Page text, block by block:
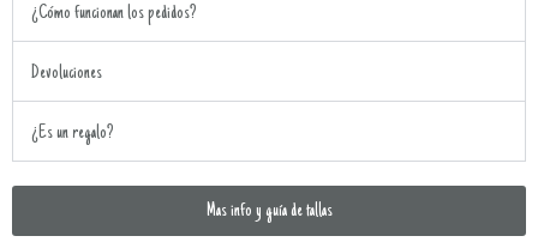
¿Cómo funcionan los pedidos?
Devoluciones
¿Es un regalo?
Mas info y guía de tallas